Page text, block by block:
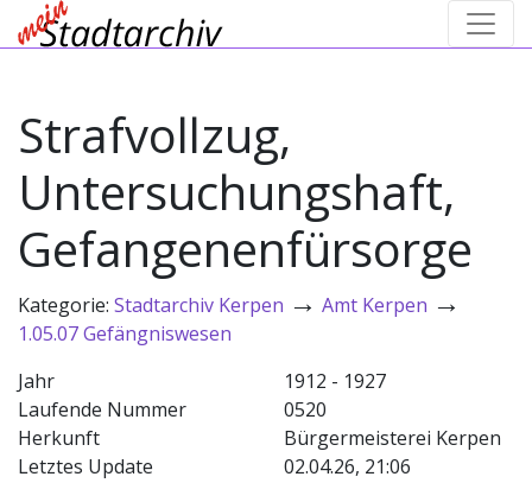
Strafvollzug,
Untersuchungshaft,
Gefangenenfürsorge
Kategorie: Stadtarchiv Kerpen → Amt Kerpen →
1.05.07 Gefängniswesen
Jahr
1912 - 1927
Laufende Nummer
0520
Herkunft
Bürgermeisterei Kerpen
Letztes Update
02.04.26, 21:06